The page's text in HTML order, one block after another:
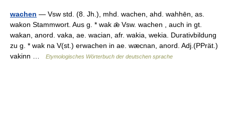
wachen — Vsw std. (8. Jh.), mhd. wachen, ahd. wahhēn, as.
wakon Stammwort. Aus g. * wak ǣ Vsw. wachen , auch in gt.
wakan, anord. vaka, ae. wacian, afr. wakia, wekia. Durativbildung
zu g. * wak na V(st.) erwachen in ae. wæcnan, anord. Adj.(PPrät.)
vakinn …
Etymologisches Wörterbuch der deutschen sprache